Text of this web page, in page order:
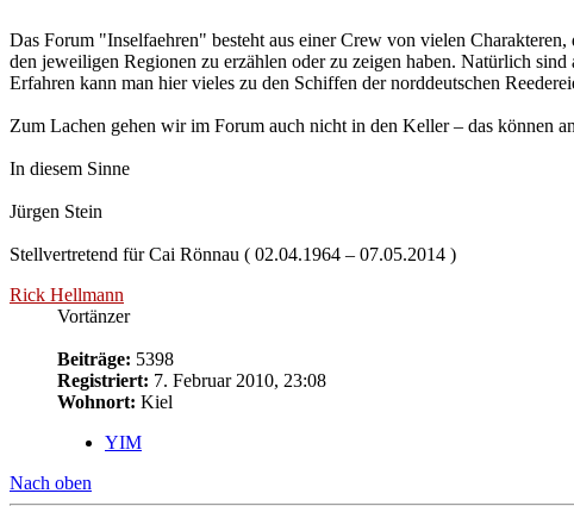
Das Forum "Inselfaehren" besteht aus einer Crew von vielen
den jeweiligen Regionen zu erzählen oder zu zeigen haben. Natürlich
Erfahren kann man hier vieles zu den Schiffen der norddeutschen
Zum Lachen gehen wir im Forum auch nicht in den Keller – das können
In diesem Sinne
Jürgen Stein
Stellvertretend für Cai Rönnau ( 02.04.1964 – 07.05.2014 )
Rick Hellmann
Vortänzer
Beiträge: 5398
Registriert: 7. Februar 2010, 23:08
Wohnort: Kiel
YIM
Nach oben